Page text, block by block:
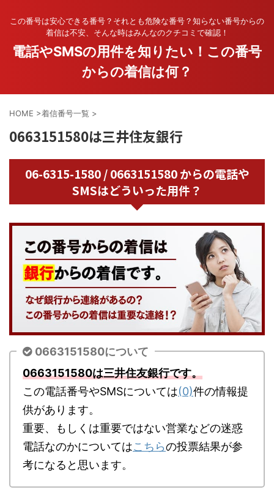
この番号は安心できる番号？それとも危険な番号？知らない番号からの
着信は不安、そんな時はみんなのクチコミで確認！
電話やSMSの用件を知りたい！この番号
からの着信は何？
HOME >着信番号一覧 >
0663151580は三井住友銀行
06-6315-1580 / 0663151580 からの電話や
SMSはどういった用件？
0663151580について
0663151580は三井住友銀行です。
この電話番号やSMSについては(0)件の情報提
供があります。
重要、もしくは重要ではない営業などの迷惑
電話なのかについてはこちらの投票結果が参
考になると思います。